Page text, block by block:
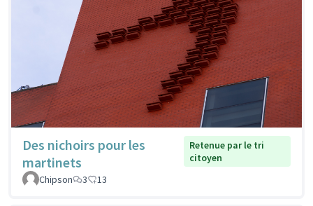
Des nichoirs pour les
martinets
Retenue par le tri
citoyen
Chipson
3 13